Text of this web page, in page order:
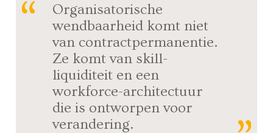
Organisatorische
wendbaarheid komt niet
van contractpermanentie.
Ze komt van skill-
liquiditeit en een
workforce-architectuur
die is ontworpen voor
verandering.